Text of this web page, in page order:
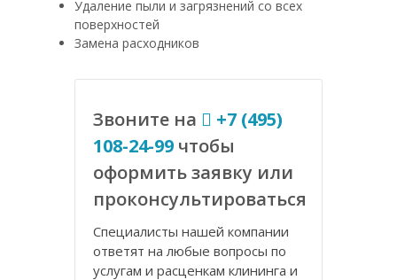
Удаление пыли и загрязнений со всех
поверхностей
Замена расходников
Звоните на
+7 (495)
108-24-99 чтобы
оформить заявку или
проконсультироваться
Специалисты нашей компании
ответят на любые вопросы по
услугам и расценкам клининга и